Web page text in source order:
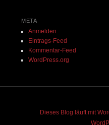
META
Anmelden
Eintrags-Feed
Kommentar-Feed
WordPress.org
Dieses Blog läuft mit